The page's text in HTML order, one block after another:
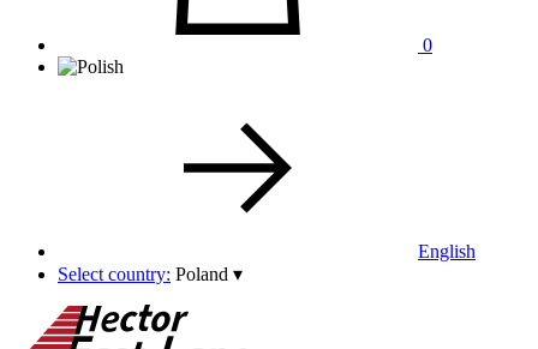
0
English
Select country: Poland ▾